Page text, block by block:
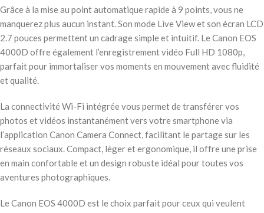
Grâce à la mise au point automatique rapide à 9 points, vous ne
manquerez plus aucun instant. Son mode Live View et son écran LCD
2.7 pouces permettent un cadrage simple et intuitif. Le Canon EOS
4000D offre également l’enregistrement vidéo Full HD 1080p,
parfait pour immortaliser vos moments en mouvement avec fluidité
et qualité.
La connectivité Wi-Fi intégrée vous permet de transférer vos
photos et vidéos instantanément vers votre smartphone via
l’application Canon Camera Connect, facilitant le partage sur les
réseaux sociaux. Compact, léger et ergonomique, il offre une prise
en main confortable et un design robuste idéal pour toutes vos
aventures photographiques.
Le Canon EOS 4000D est le choix parfait pour ceux qui veulent